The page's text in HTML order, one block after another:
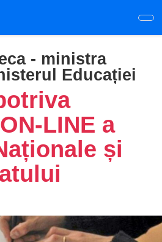
- ministra
Educației
LINE a
și